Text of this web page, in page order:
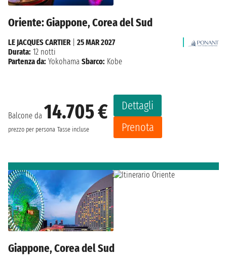
Oriente: Giappone, Corea del Sud
Balcone da 14.705 €
prezzo per persona Tasse incluse
Dettagli
Prenota
LE JACQUES CARTIER| 25 MAR 2027
Durata: 12 notti
Partenza da: Yokohama Sbarco: Kobe
Giappone, Corea del Sud